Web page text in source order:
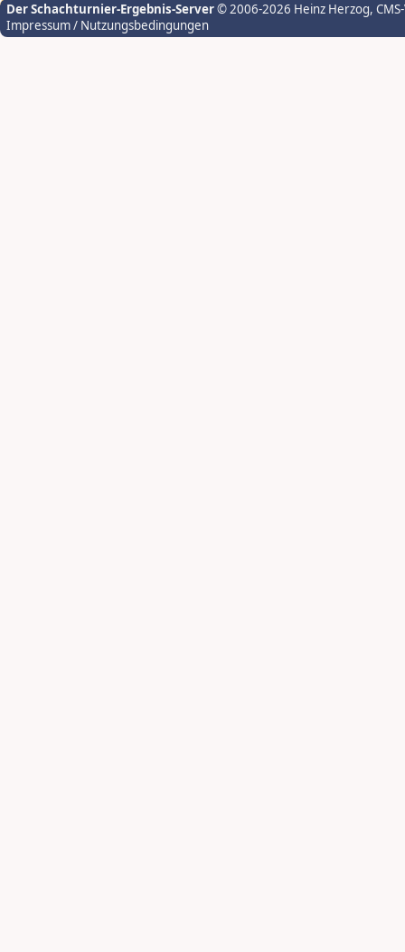
Der Schachturnier-Ergebnis-Server© 2006-2026 Heinz Herzog,
Impressum / Nutzungsbedingungen